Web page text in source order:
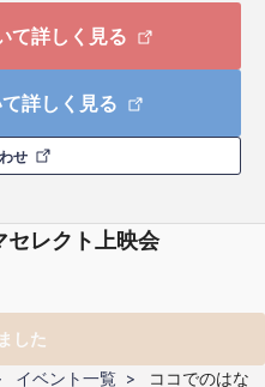
て詳しく見る
詳しく見る
せ
レクト上映会
した
イベント一覧
ココでのはな